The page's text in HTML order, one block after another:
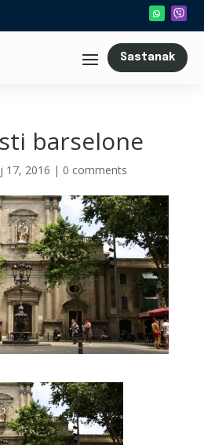
Sastanak
barselone
17, 2016 | 0 comments